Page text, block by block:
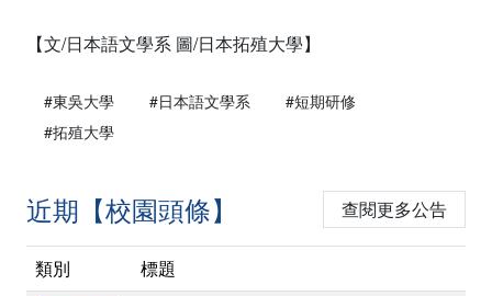
【文/日本語文學系 圖/日本拓殖大學】
#東吳大學 #日本語文學系
#短期研修
#拓殖大學
近期【校園頭條】 查閱更多公告
類別
標題